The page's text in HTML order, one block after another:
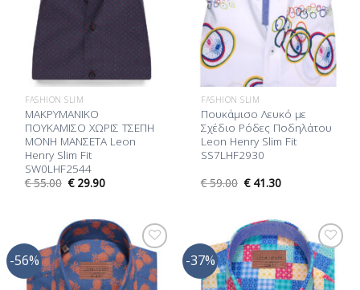
FASHION SLIM
ΜΑΚΡΥΜΑΝΙΚΟ
ΠΟΥΚΑΜΙΣΟ ΧΩΡΙΣ ΤΣΕΠΗ
ΜΟΝΗ ΜΑΝΣΕΤΑ Leon
Henry Slim Fit
SW0LHF2544
€55.00 €29.90
FASHION SLIM
Πουκάμισο Λευκό με
Σχέδιο Ρόδες Ποδηλάτου
Leon Henry Slim Fit
SS7LHF2930
€59.00 €41.30
-56%
Προσθήκη
στη Λίστα
Επιθυμίας
-37%
Προσθήκη
στη Λίστα
Επιθυμίας